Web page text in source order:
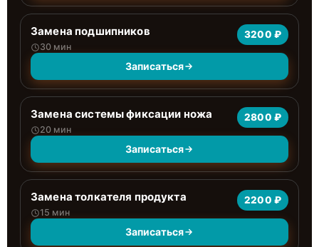
Замена подшипников
30 мин
3200 ₽
Записаться
Замена системы фиксации ножа
20 мин
2800 ₽
Записаться
Замена толкателя продукта
15 мин
2200 ₽
Записаться